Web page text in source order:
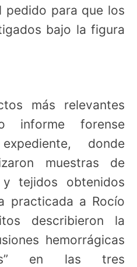
pedido para que los
bajo la figura
más relevantes
informe forense
donde
muestras de
tejidos obtenidos
practicada a Rocío
describieron la
hemorrágicas
en las tres